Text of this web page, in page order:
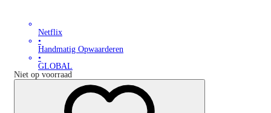
Netflix
•
Handmatig Opwaarderen
•
GLOBAL
Niet op voorraad